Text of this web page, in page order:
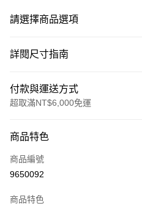
請選擇商品選項
詳閱尺寸指南
付款與運送方式
超取滿NT$6,000免運
信用卡一次付款
超商取貨付款
商品特色
商品編號
9650092
商品特色